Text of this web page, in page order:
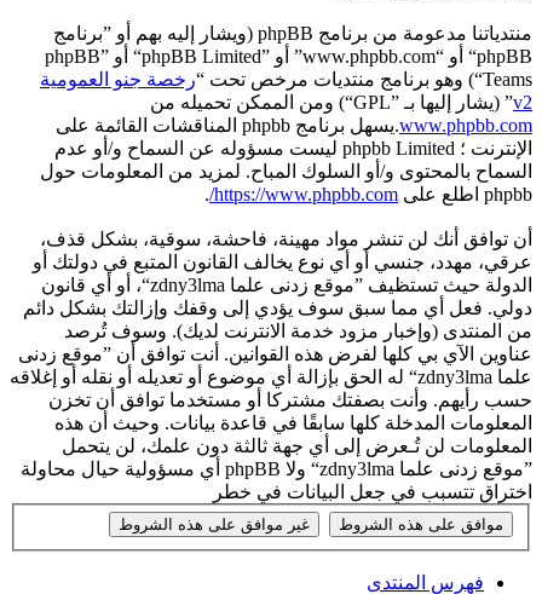
منتدياتنا مدعومة من برنامج phpBB (ويشار إليه بهم أو ”برنامج
phpBB“ أو “www.phpbb.com” أو ”phpBB Limited“ أو ”phpBB
Teams“) وهو برنامج منتديات مرخص تحت “
رخصة جنو العمومية
v2” (يشار إليها بـ ”GPL“) ومن الممكن تحميله من
www.phpbb.com
.يسهل برنامج phpbb المناقشات القائمة على
الإنترنت ؛ phpbb Limited ليست مسؤوله عن السماح و/أو عدم
السماح بالمحتوى و/أو السلوك المباح. لمزيد من المعلومات حول
phpbb اطلع على
https://www.phpbb.com/
.
أن توافق أنك لن تنشر مواد مهينة، فاحشة، سوقية، بشكل قذف،
عرقي، مهدد، جنسي أو أي نوع يخالف القانون المتبع في دولتك أو
الدولة حيث تستظيف ”موقع زدنى علما zdny3lma“، أو أي قانون
دولي. فعل أي مما سبق سوف يؤدي إلى وقفك وإزالتك بشكل دائم
من المنتدى (وإخبار مزود خدمة الانترنت لديك). وسوف تُرصد
عناوين الآي بي كلها لفرض هذه القوانين. أنت توافق أن ”موقع زدنى
علما zdny3lma“ له الحق بإزالة أي موضوع أو تعديله أو نقله أو إغلاقه
حسب رأيهم. وأنت بصفتك مشتركا أو مستخدما توافق أن تخزن
المعلومات المدخلة كلها سابقًا في قاعدة بيانات. وحيث أن هذه
المعلومات لن تُـعرض إلى أي جهة ثالثة دون علمك، لن يتحمل
”موقع زدنى علما zdny3lma“ ولا phpBB أي مسؤولية حيال محاولة
اختراق تتسبب في جعل البيانات في خطر
فهرس المنتدى